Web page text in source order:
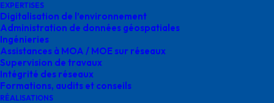
EXPERTISES
Digitalisation de l’environnement
Administration de données géospatiales
Ingénieries
Assistances à MOA / MOE sur réseaux
Supervision de travaux
Intégrité des réseaux
Formations, audits et conseils
RÉALISATIONS
Agence Normandie